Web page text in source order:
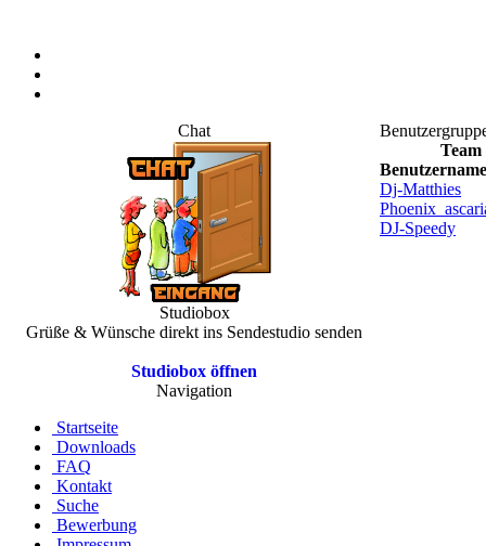
Chat
Studiobox
Grüße & Wünsche direkt ins Sendestudio senden
Studiobox öffnen
Navigation
Startseite
Downloads
FAQ
Kontakt
Suche
Bewerbung
Team
Benutzername
Dj-Matthies
DJ-Speedy